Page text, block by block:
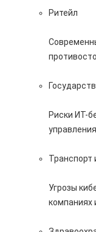
Ритейл
Риски ИТ-
Транспорт
Угрозы
компаниях